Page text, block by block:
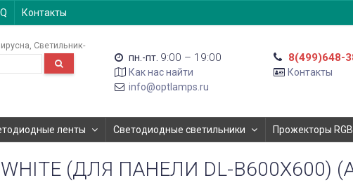
Контакты
Светильник-
пн.-пт. 9:00 – 19:00
Как нас найти
info@optlamps.ru
8(499)648-
Контакты
ленты Светодиодные светильники Прожекторы RGB
(ДЛЯ ПАНЕЛИ DL-B600X600)